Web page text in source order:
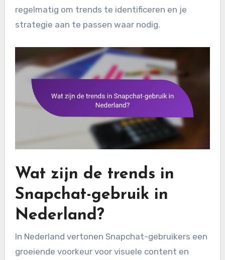
regelmatig om trends te identificeren en je
strategie aan te passen waar nodig.
Wat zijn de trends in
Snapchat-gebruik in
Nederland?
In Nederland vertonen Snapchat-gebruikers een
groeiende voorkeur voor visuele content en